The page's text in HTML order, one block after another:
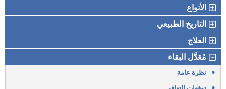
الأنواع
التاريخ الطبيعي
العلاج
مُعَدَّل البقاء
•
نظرة عامة